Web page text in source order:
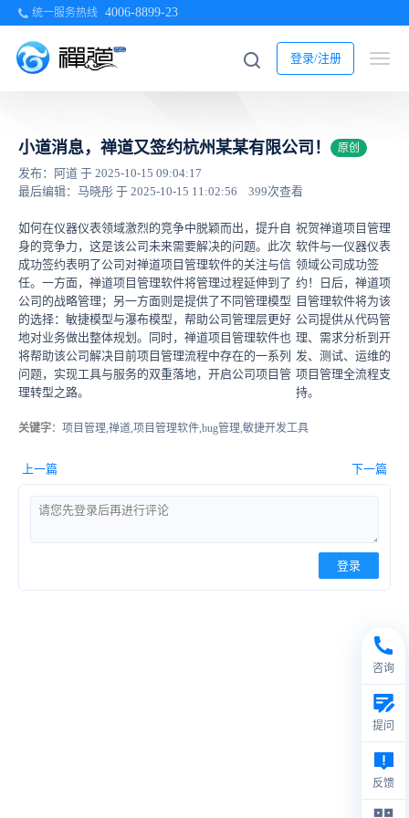
统一服务热线 4006-8899-23
登录/注册
小道消息，禅道又签约杭州某某有限公司！ 原创
发布：阿道 于 2025-10-15 09:04:17
最后编辑：马晓彤 于 2025-10-15 11:02:56
399次查看
祝贺禅道项目管理
软件与一仪器仪表
领域公司成功签
约！日后，禅道项
目管理软件将为该
公司提供从代码管
理、需求分析到开
发、测试、运维的
项目管理全流程支
持。
如何在仪器仪表领域激烈的竞争中脱颖而出，提升自
身的竞争力，这是该公司未来需要解决的问题。此次
成功签约表明了公司对禅道项目管理软件的关注与信
任。一方面，禅道项目管理软件将管理过程延伸到了
公司的战略管理；另一方面则是提供了不同管理模型
的选择：敏捷模型与瀑布模型，帮助公司管理层更好
地对业务做出整体规划。同时，禅道项目管理软件也
将帮助该公司解决目前项目管理流程中存在的一系列
问题，实现工具与服务的双重落地，开启公司项目管
理转型之路。
关键字：项目管理,禅道,项目管理软件,bug管理,敏捷开发工具
上一篇 下一篇
登录
咨询
提问
反馈